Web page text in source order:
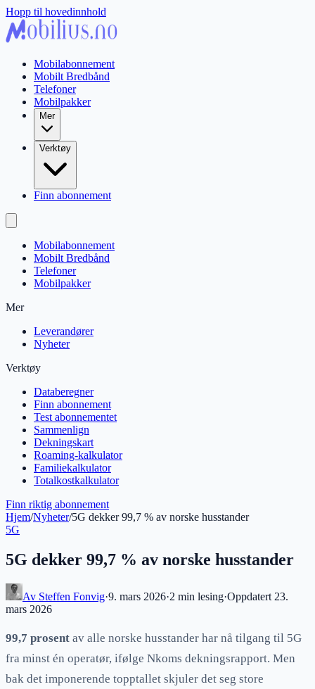
Hopp til hovedinnhold
Mobilabonnement
Mobilt Bredbånd
Telefoner
Mobilpakker
Mer
Verktøy
Finn abonnement
Mobilabonnement
Mobilt Bredbånd
Telefoner
Mobilpakker
Mer
Leverandører
Nyheter
Verktøy
Databeregner
Finn abonnement
Test abonnementet
Sammenlign
Dekningskart
Roaming-kalkulator
Familiekalkulator
Totalkostkalkulator
Finn riktig abonnement
Hjem/Nyheter/5G dekker 99,7 % av norske husstander
5G
5G dekker 99,7 % av norske husstander
Av Steffen Fonvig·9. mars 2026·2 min lesing·Oppdatert 23.
mars 2026
99,7 prosent av alle norske husstander har nå tilgang til 5G
fra minst én operatør, ifølge Nkoms dekningsrapport. Men
bak det imponerende topptallet skjuler det seg store